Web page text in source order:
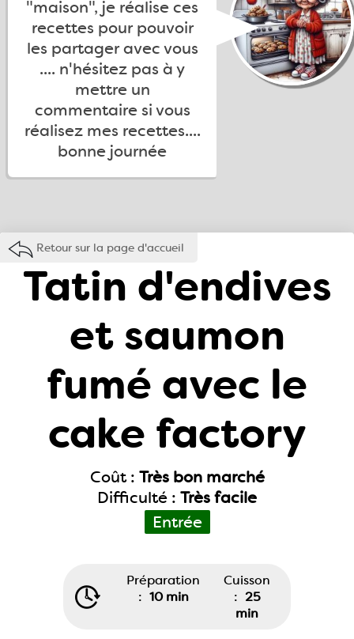
"maison", je réalise ces
recettes pour pouvoir
les partager avec vous
.... n'hésitez pas à y
mettre un
commentaire si vous
réalisez mes recettes....
bonne journée
Retour sur la page d'accueil
Tatin d'endives
et saumon
fumé avec le
cake factory
Coût : Très bon marché
Difficulté : Très facile
Entrée
Préparation
: 10 min
Cuisson
: 25
min